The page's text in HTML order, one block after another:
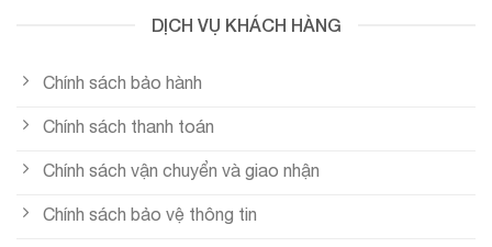
DỊCH VỤ KHÁCH HÀNG
Chính sách bảo hành
Chính sách thanh toán
Chính sách vận chuyển và giao nhận
Chính sách bảo vệ thông tin